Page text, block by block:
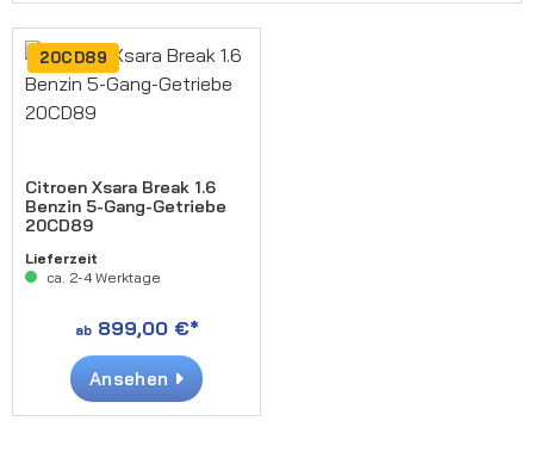
20CD89
Citroen Xsara Break 1.6
Benzin 5-Gang-Getriebe
20CD89
Lieferzeit
ca. 2-4 Werktage
ab899,00 €*
Ansehen